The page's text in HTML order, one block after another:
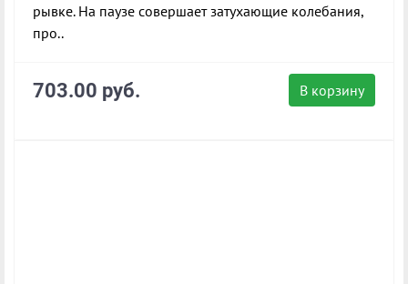
рывке. На паузе совершает затухающие колебания,
про..
В корзину
703.00 руб.